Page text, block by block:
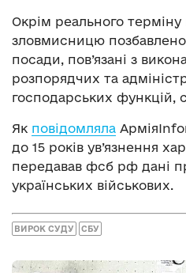
Окрім реального терміну
зловмисницю
посади, пов’язані з
розпорядчих та
господарських функцій,
Як повідомляла
до 15 років ув’язнення
передавав фсб рф дані
українських військових.
ВИРОК СУДУ СБУ